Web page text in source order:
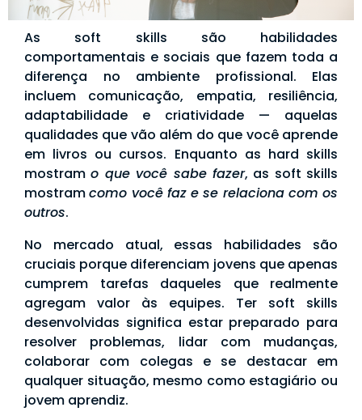
As soft skills são habilidades
comportamentais e sociais que fazem toda a
diferença no ambiente profissional. Elas
incluem comunicação, empatia, resiliência,
adaptabilidade e criatividade — aquelas
qualidades que vão além do que você aprende
em livros ou cursos. Enquanto as hard skills
mostramo que você sabe fazer, as soft skills
mostramcomo você faz e se relaciona com os
outros.
No mercado atual, essas habilidades são
cruciais porque diferenciam jovens que apenas
cumprem tarefas daqueles que realmente
agregam valor às equipes. Ter soft skills
desenvolvidas significa estar preparado para
resolver problemas, lidar com mudanças,
colaborar com colegas e se destacar em
qualquer situação, mesmo como estagiário ou
jovem aprendiz.